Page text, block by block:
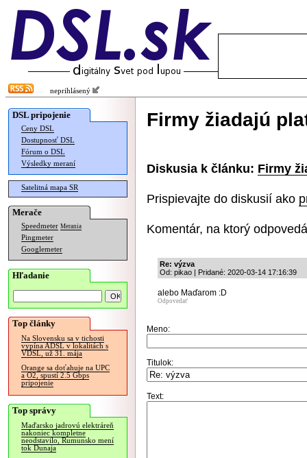
neprihlásený
DSL pripojenie
Ceny DSL
Dostupnosť DSL
Fórum o DSL
Výsledky meraní
Satelitná mapa SR
Merače
Speedmeter Merania
Pingmeter
Googlemeter
Hľadanie
Top články
Na Slovensku sa v tichosti
vypína ADSL v lokalitách s
VDSL, už 31. mája
Orange sa doťahuje na UPC
a O2, spustí 2.5 Gbps
pripojenie
Top správy
Maďarsko jadrovú elektráreň
nakoniec kompletne
neodstavilo, Rumunsko mení
tok Dunaja
Firmy žiadajú
Diskusia k článku: Firmy
Prispievajte do diskusií ako
Komentár, na ktorý
Re: výzva
Od: pikao | Pridané: 2020-03-14 17:16:39
alebo Maďarom :D
Odpovedať
Meno:
Titulok:
Text: